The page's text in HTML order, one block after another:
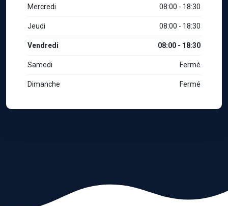
Mercredi 08:00 - 18:30
Jeudi 08:00 - 18:30
Vendredi 08:00 - 18:30
Samedi Fermé
Dimanche Fermé